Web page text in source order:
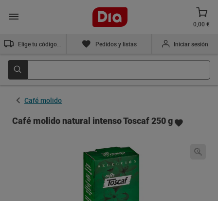
0,00 €
Pedidos y listas Iniciar sesión
Café molido
Café molido natural intenso Toscaf 250 g